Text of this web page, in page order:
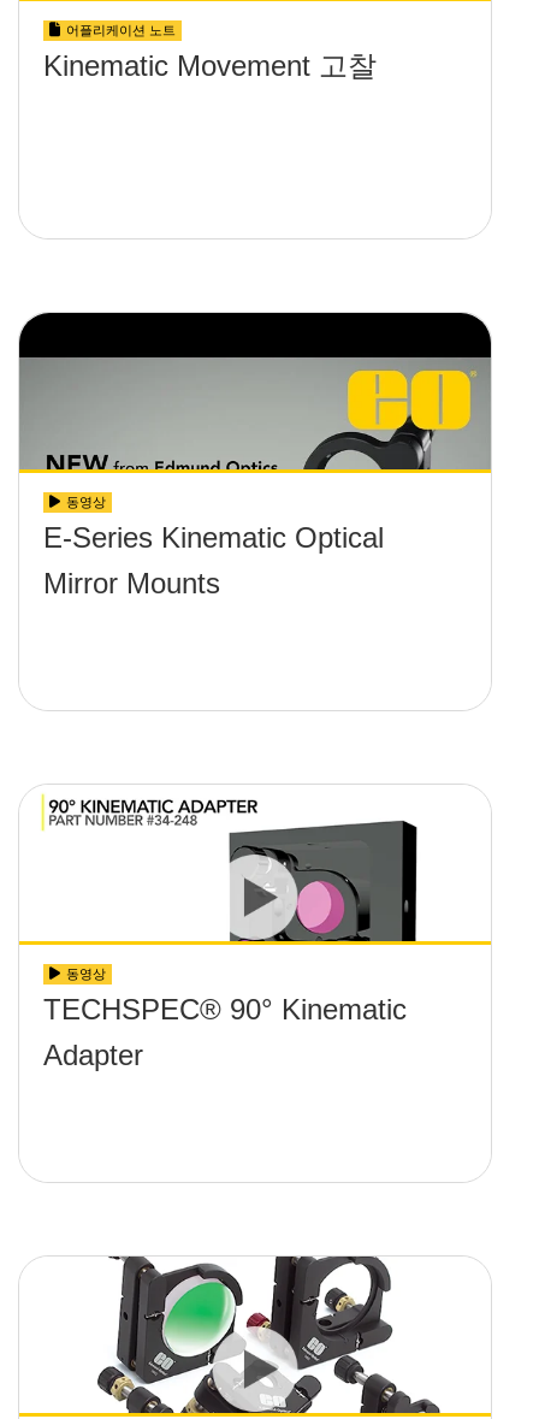
어플리케이션 노트
Kinematic Movement 고찰
동영상
E-Series Kinematic Optical
Mirror Mounts
동영상
TECHSPEC® 90° Kinematic
Adapter